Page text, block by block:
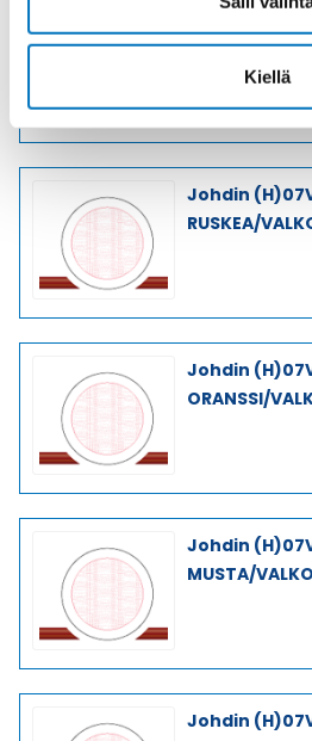
Kiellä
SININEN/
Johdin
RUSKEA/
Johdin
ORANSSI/
Johdin
MUSTA/
Johdin